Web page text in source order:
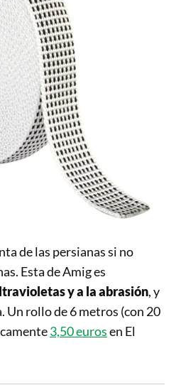
de las persianas si no
Esta de Amig es
y a la abrasión, y
Un rollo de 6 metros (con 20
3,50 eurosen El